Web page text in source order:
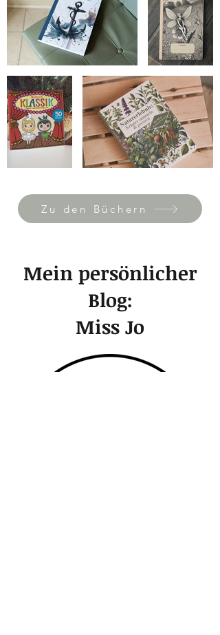
Zu den Büchern
Mein persönlicher
Blog:
Miss Jo